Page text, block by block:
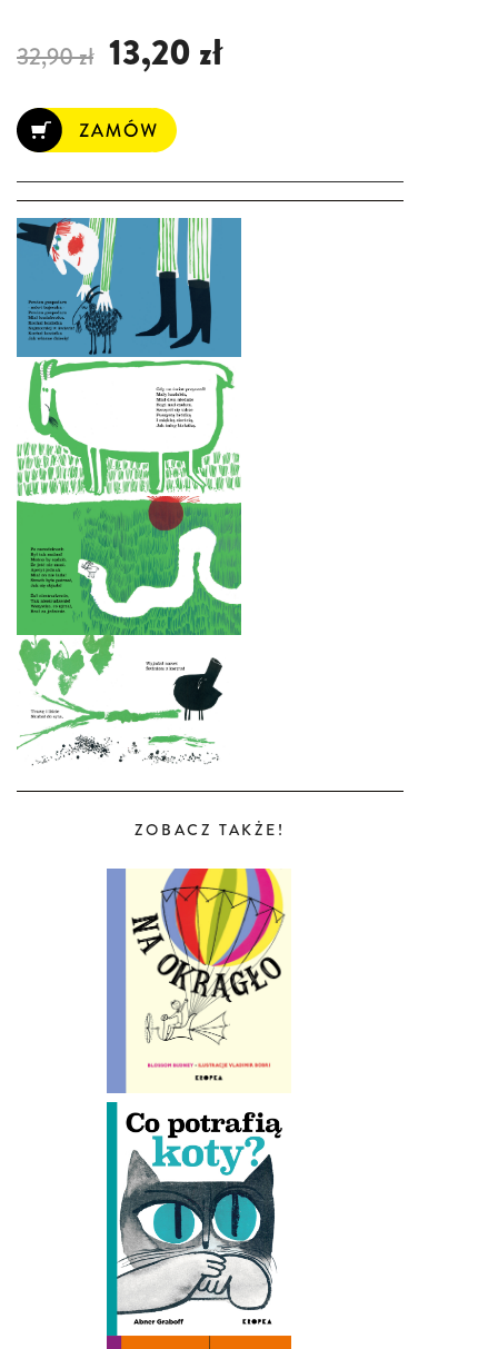
32,90 zł 13,20 zł
ZOBACZ TAKŻE!